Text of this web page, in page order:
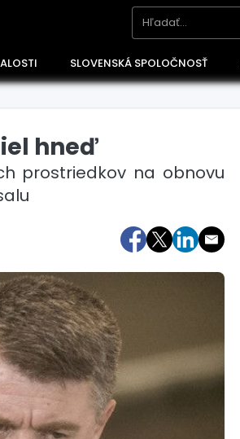
SLOVENSKÁ SPOLOČNOSŤ
Maďarsko
hneď
prostriedkov na obnovu